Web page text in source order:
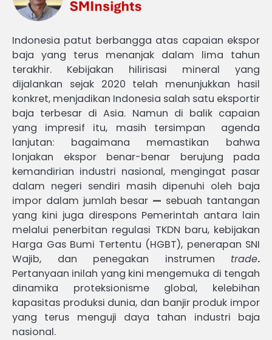
Indonesia patut berbangga atas capaian ekspor
baja yang terus menanjak dalam lima tahun
terakhir. Kebijakan hilirisasi mineral yang
dijalankan sejak 2020 telah menunjukkan hasil
konkret, menjadikan Indonesia salah satu eksportir
baja terbesar di Asia. Namun di balik capaian
yang impresif itu, masih tersimpan agenda
lanjutan: bagaimana memastikan bahwa
lonjakan ekspor benar-benar berujung pada
kemandirian industri nasional, mengingat pasar
dalam negeri sendiri masih dipenuhi oleh baja
impor dalam jumlah besar — sebuah tantangan
yang kini juga direspons Pemerintah antara lain
melalui penerbitan regulasi TKDN baru, kebijakan
Harga Gas Bumi Tertentu (HGBT), penerapan SNI
Wajib, dan penegakan instrumen trade.
Pertanyaan inilah yang kini mengemuka di tengah
dinamika proteksionisme global, kelebihan
kapasitas produksi dunia, dan banjir produk impor
yang terus menguji daya tahan industri baja
nasional.